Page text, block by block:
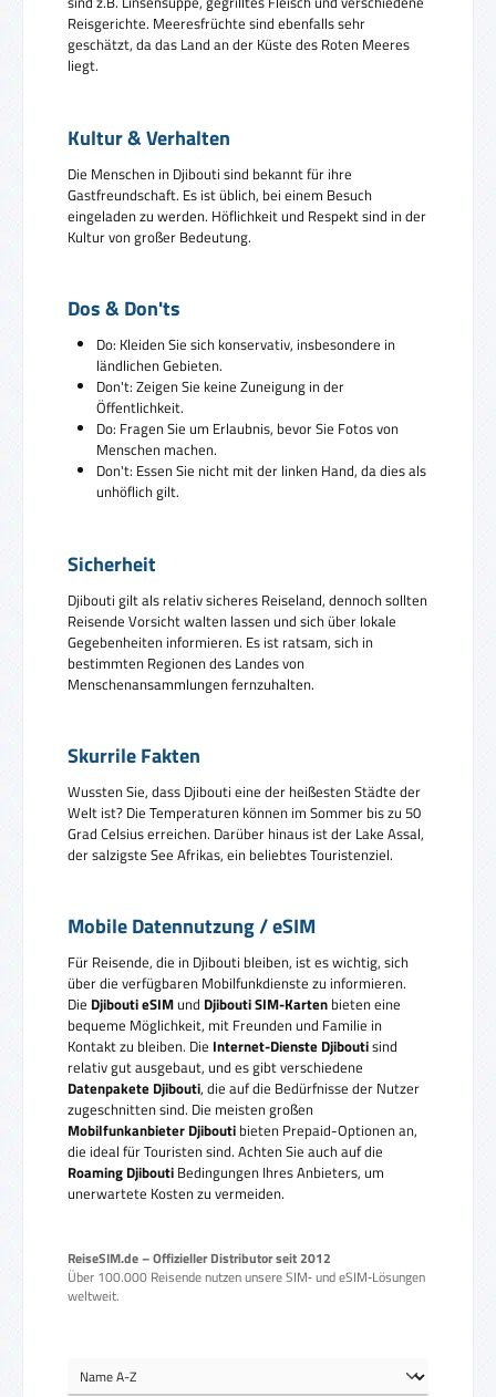
Reisgerichte. Meeresfrüchte sind ebenfalls sehr
geschätzt, da das Land an der Küste des Roten Meeres
liegt.
Kultur & Verhalten
Die Menschen in Djibouti sind bekannt für ihre
Gastfreundschaft. Es ist üblich, bei einem Besuch
eingeladen zu werden. Höflichkeit und Respekt sind in der
Kultur von großer Bedeutung.
Dos & Don'ts
Do: Kleiden Sie sich konservativ, insbesondere in
ländlichen Gebieten.
Don't: Zeigen Sie keine Zuneigung in der
Öffentlichkeit.
Do: Fragen Sie um Erlaubnis, bevor Sie Fotos von
Menschen machen.
Don't: Essen Sie nicht mit der linken Hand, da dies als
unhöflich gilt.
Sicherheit
Djibouti gilt als relativ sicheres Reiseland, dennoch sollten
Reisende Vorsicht walten lassen und sich über lokale
Gegebenheiten informieren. Es ist ratsam, sich in
bestimmten Regionen des Landes von
Menschenansammlungen fernzuhalten.
Skurrile Fakten
Wussten Sie, dass Djibouti eine der heißesten Städte der
Welt ist? Die Temperaturen können im Sommer bis zu 50
Grad Celsius erreichen. Darüber hinaus ist der Lake Assal,
der salzigste See Afrikas, ein beliebtes Touristenziel.
Mobile Datennutzung / eSIM
Für Reisende, die in Djibouti bleiben, ist es wichtig, sich
über die verfügbaren Mobilfunkdienste zu informieren.
Die Djibouti eSIMund Djibouti SIM-Karten bieten eine
bequeme Möglichkeit, mit Freunden und Familie in
Kontakt zu bleiben. Die Internet-Dienste Djiboutisind
relativ gut ausgebaut, und es gibt verschiedene
Datenpakete Djibouti, die auf die Bedürfnisse der Nutzer
zugeschnitten sind. Die meisten großen
Mobilfunkanbieter Djibouti bieten Prepaid-Optionen an,
die ideal für Touristen sind. Achten Sie auch auf die
Roaming Djibouti Bedingungen Ihres Anbieters, um
unerwartete Kosten zu vermeiden.
ReiseSIM.de – Offizieller Distributor seit 2012
Über 100.000 Reisende nutzen unsere SIM‑ und eSIM‑Lösungen
weltweit.